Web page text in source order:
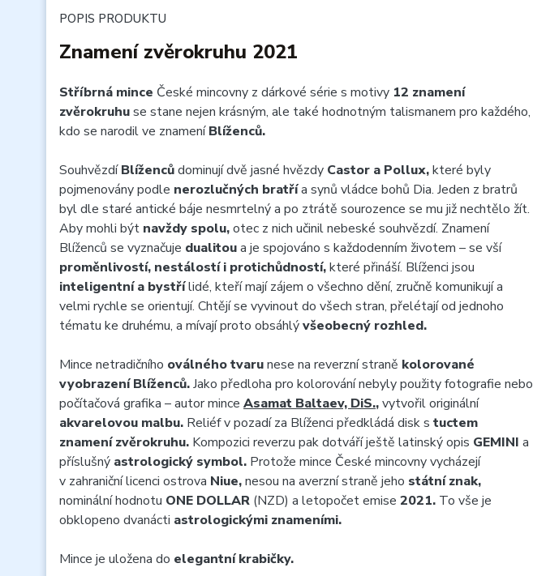
POPIS PRODUKTU
Znamení zvěrokruhu 2021
Stříbrná mince České mincovny z dárkové série s motivy 12 znamení
zvěrokruhuse stane nejen krásným, ale také hodnotným talismanem pro každého,
kdo se narodil ve znameníBlíženců.
SouhvězdíBlížencůdominují dvě jasné hvězdy Castor a Pollux,které byly
pojmenovány podle nerozlučných bratřía synů vládce bohů Dia. Jeden z bratrů
byl dle staré antické báje nesmrtelný a po ztrátě sourozence se mu již nechtělo žít.
Aby mohli být navždy spolu,otec z nich učinil nebeské souhvězdí. Znamení
Blíženců se vyznačuje dualitoua je spojováno s každodenním životem – se vší
proměnlivostí, nestálostí i protichůdností,které přináší. Blíženci jsou
inteligentní a bystřílidé, kteří mají zájem o všechno dění, zručně komunikují a
velmi rychle se orientují. Chtějí se vyvinout do všech stran, přelétají od jednoho
tématu ke druhému, a mívají proto obsáhlývšeobecný rozhled.
Mince netradičního oválného tvarunese na reverzní straně kolorované
vyobrazení Blíženců.Jako předloha pro kolorování nebyly použity fotografie nebo
počítačová grafika – autor mince Asamat Baltaev, DiS.,vytvořil originální
akvarelovou malbu. Reliéf v pozadí za Blíženci předkládá disk s tuctem
znamení zvěrokruhu. Kompozici reverzu pak dotváří ještě latinský opis GEMINI a
příslušný astrologický symbol. Protože mince České mincovny vycházejí
v zahraniční licenci ostrova Niue,nesou na averzní straně jeho státní znak,
nominální hodnotu ONE DOLLAR (NZD) a letopočet emise 2021. To vše je
obklopeno dvanácti astrologickými znameními.
Mince je uložena do elegantní krabičky.